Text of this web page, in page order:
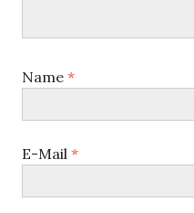
Name *
E-Mail *